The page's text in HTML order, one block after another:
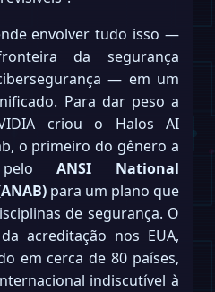
envolver tudo isso —
da segurança
— em um
Para dar peso a
criou o Halos AI
o primeiro do gênero a
peloANSI National
para um plano que
de segurança. O
acreditação nos EUA,
em cerca de 80 países,
indiscutível à